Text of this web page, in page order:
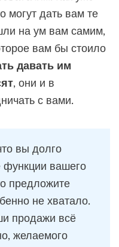
могут дать вам те
на ум вам самим,
вам бы стоило
давать им
, они и в
с вами.
вы долго
функции вашего
предложите
не хватало.
продажи всё
желаемого